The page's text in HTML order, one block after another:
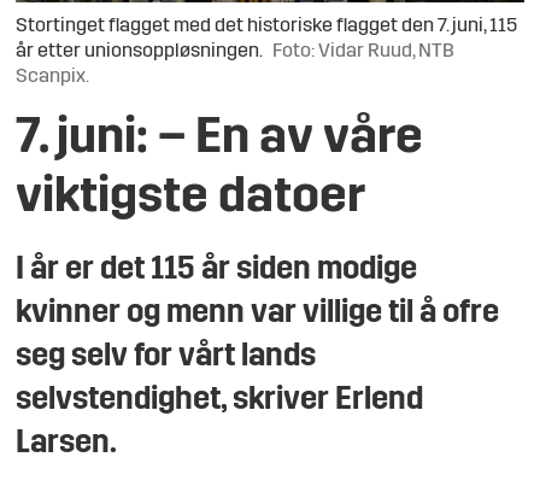
Stortinget flagget med det historiske flagget den 7. juni, 115
år etter unionsoppløsningen.
Foto: Vidar Ruud, NTB
Scanpix.
7. juni: – En av våre
viktigste datoer
I år er det 115 år siden modige
kvinner og menn var villige til å ofre
seg selv for vårt lands
selvstendighet, skriver Erlend
Larsen.